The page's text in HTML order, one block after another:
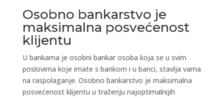
Osobno bankarstvo je
maksimalna posvećenost
klijentu
U bankama je osobni bankar osoba koja se u svim
poslovima koje imate s bankom i u banci, stavlja vama
na raspolaganje. Osobno bankarstvo je maksimalna
posvećenost klijentu u traženju najoptimalnijih